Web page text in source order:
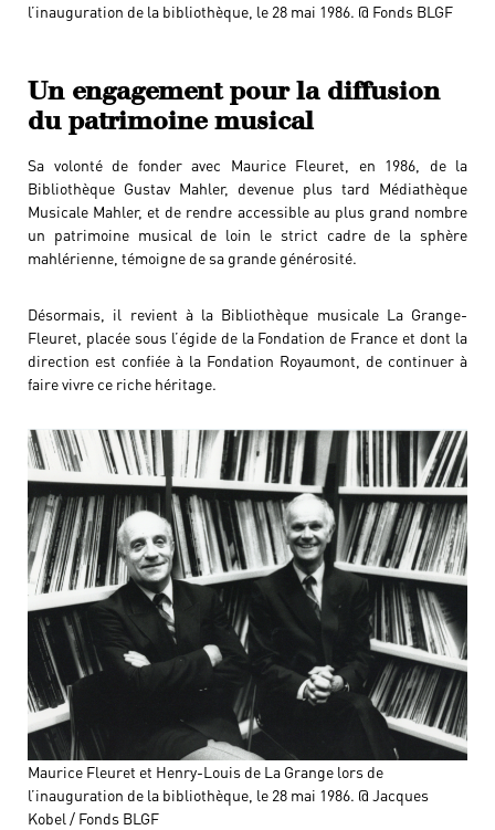
l’inauguration de la bibliothèque, le 28 mai 1986. @ Fonds BLGF
Un engagement pour la diffusion
du patrimoine musical
Sa volonté de fonder avec Maurice Fleuret, en 1986, de la
Bibliothèque Gustav Mahler, devenue plus tard Médiathèque
Musicale Mahler, et de rendre accessible au plus grand nombre
un patrimoine musical de loin le strict cadre de la sphère
mahlérienne, témoigne de sa grande générosité.
Désormais, il revient à la Bibliothèque musicale La Grange-
Fleuret, placée sous l’égide de la Fondation de France et dont la
direction est confiée à la Fondation Royaumont, de continuer à
faire vivre ce riche héritage.
Maurice Fleuret et Henry-Louis de La Grange lors de
l’inauguration de la bibliothèque, le 28 mai 1986. @ Jacques
Kobel / Fonds BLGF